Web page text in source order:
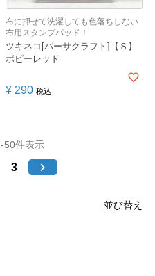
布に押せて洗濯しても色落ちしない
布用スタンプパッド！
ツキネコ[バーサクラフト]【Ｓ】
ポピーレッド
¥ 290 税込
並び替え
-50件表示
3